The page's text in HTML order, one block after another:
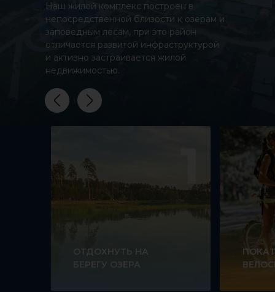
Наш жилой комплекс построен в
непосредственной близости к озерам и
заповедным лесам, при это район
отличается развитой инфраструктурой
и активно застраивается жилой
недвижимостью.
ОТДОХНУТЬ НА
БЕРЕГУ ОЗЕРА